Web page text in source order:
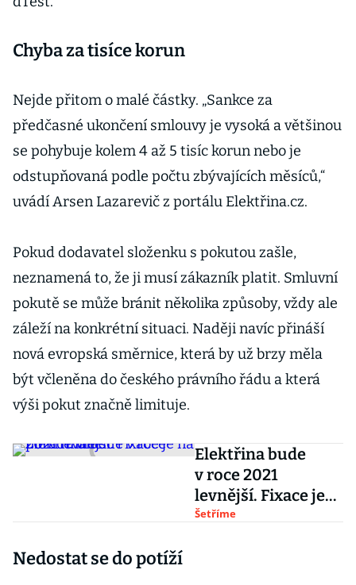
Chyba za tisíce korun
Nejde přitom o malé částky. „Sankce za
předčasné ukončení smlouvy je vysoká a většinou
se pohybuje kolem 4 až 5 tisíc korun nebo je
odstupňovaná podle počtu zbývajících měsíců,“
uvádí Arsen Lazarevič z portálu Elektřina.cz.
Pokud dodavatel složenku s pokutou zašle,
neznamená to, že ji musí zákazník platit. Smluvní
pokutě se může bránit několika způsoby, vždy ale
záleží na konkrétní situaci. Naději navíc přináší
nová evropská směrnice, která by už brzy měla
být včleněna do českého právního řádu a která
výši pokut značně limituje.
Elektřina bude
v roce 2021
levnější. Fixace je
na pořadu dne
Šetříme
Nedostat se do potíží